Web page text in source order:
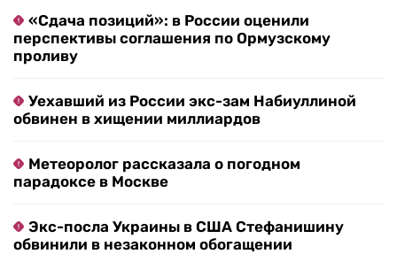
«Сдача позиций»: в России оценили
перспективы соглашения по Ормузскому
проливу
Уехавший из России экс-зам Набиуллиной
обвинен в хищении миллиардов
Метеоролог рассказала о погодном
парадоксе в Москве
Экс-посла Украины в США Стефанишину
обвинили в незаконном обогащении